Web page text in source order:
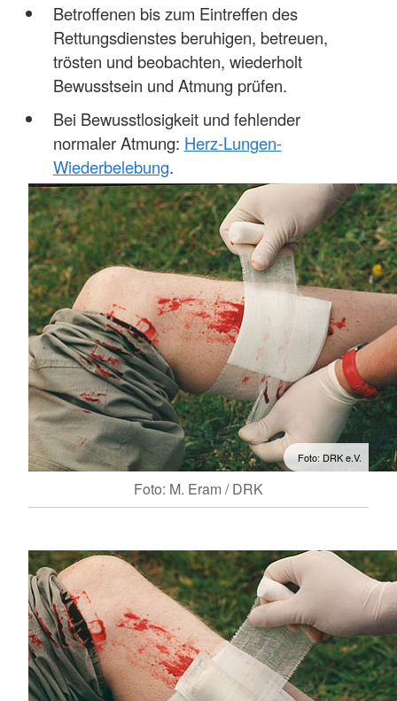
Betroffenen bis zum Eintreffen des
Rettungsdienstes beruhigen, betreuen,
trösten und beobachten, wiederholt
Bewusstsein und Atmung prüfen.
Bei Bewusstlosigkeit und fehlender
normaler Atmung: Herz-Lungen-
Wiederbelebung.
Foto: DRK e.V.
Foto: M. Eram / DRK